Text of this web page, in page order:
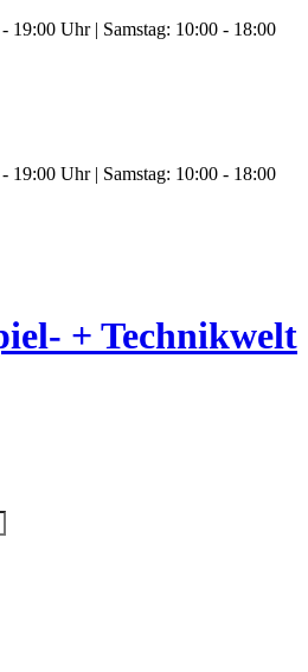
19:00 Uhr | Samstag: 10:00 - 18:00
19:00 Uhr | Samstag: 10:00 - 18:00